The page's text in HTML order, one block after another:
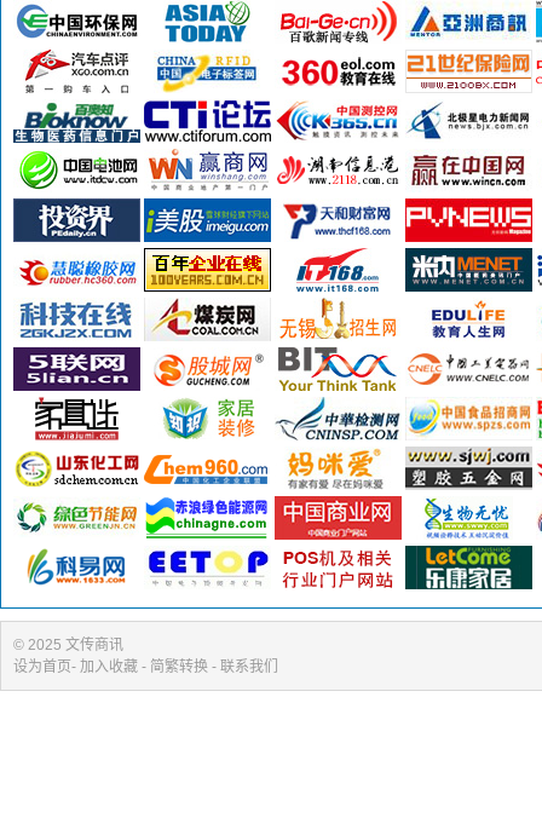
© 2025 文传商讯
设为首页- 加入收藏 - 简繁转换 - 联系我们